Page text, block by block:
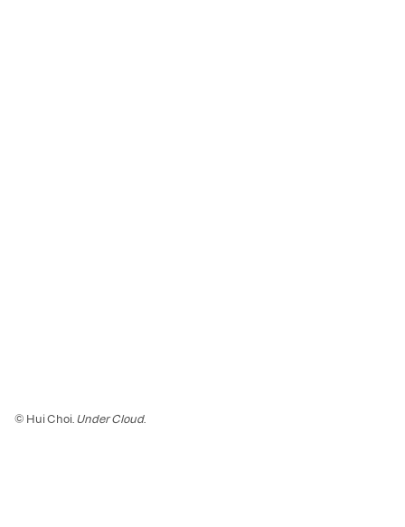
© Hui Choi. Under Cloud.